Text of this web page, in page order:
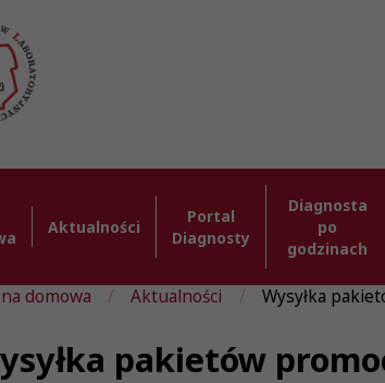
Aktualności
Portal
Diagnosty
Diagnosta
po
godzinach
domowa Aktualności Wysyłka
pakietów